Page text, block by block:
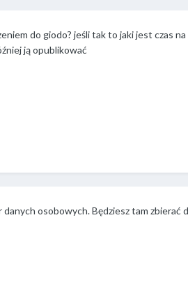
do giodo? jeśli tak to jaki jest czas
ją opublikować
osobowych. Będziesz tam zbierać